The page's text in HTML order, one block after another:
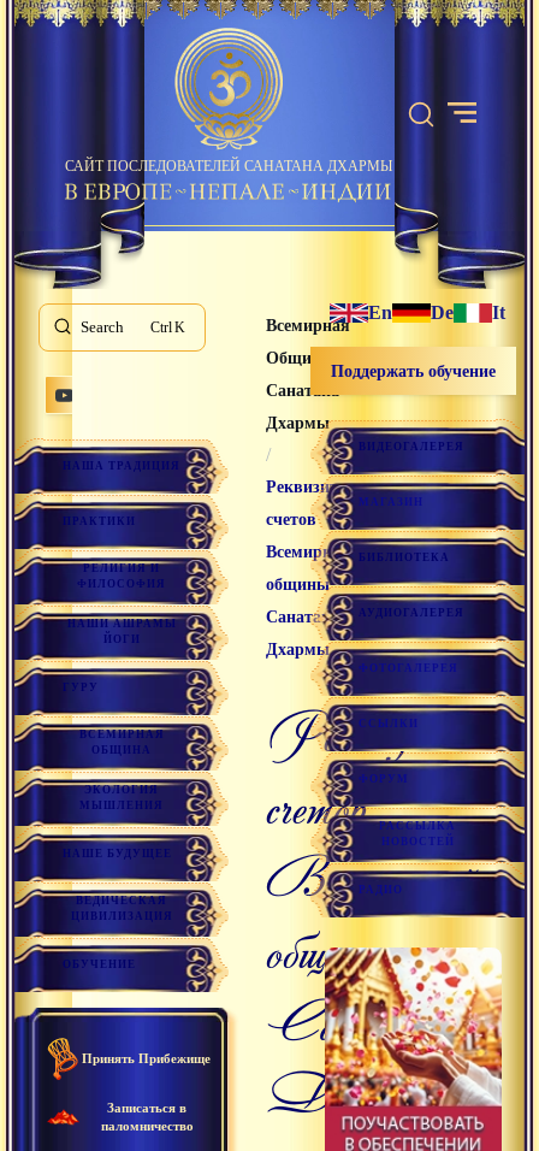
САЙТ ПОСЛЕДОВАТЕЛЕЙ САНАТАНА ДХАРМЫ
Search K
НАША ТРАДИЦИЯ
ПРАКТИКИ
РЕЛИГИЯ И
ФИЛОСОФИЯ
НАШИ АШРАМЫ
ЙОГИ
ГУРУ
ВСЕМИРНАЯ
ОБЩИНА
ЭКОЛОГИЯ
МЫШЛЕНИЯ
НАШЕ БУДУЩЕЕ
ВЕДИЧЕСКАЯ
ЦИВИЛИЗАЦИЯ
ОБУЧЕНИЕ
Принять Прибежище
Записаться в
паломничество
Всемирная
Община
Санатана
Дхармы
/
Реквизиты
счетов
Всемирной
общины
Санатана
Дхармы
Реквизиты
счетов
Всемирной
общины
Санатана
Дхармы
En De It
Поддержать обучение
ВИДЕОГАЛЕРЕЯ
МАГАЗИН
БИБЛИОТЕКА
АУДИОГАЛЕРЕЯ
ФОТОГАЛЕРЕЯ
ССЫЛКИ
ФОРУМ
РАССЫЛКА
НОВОСТЕЙ
РАДИО